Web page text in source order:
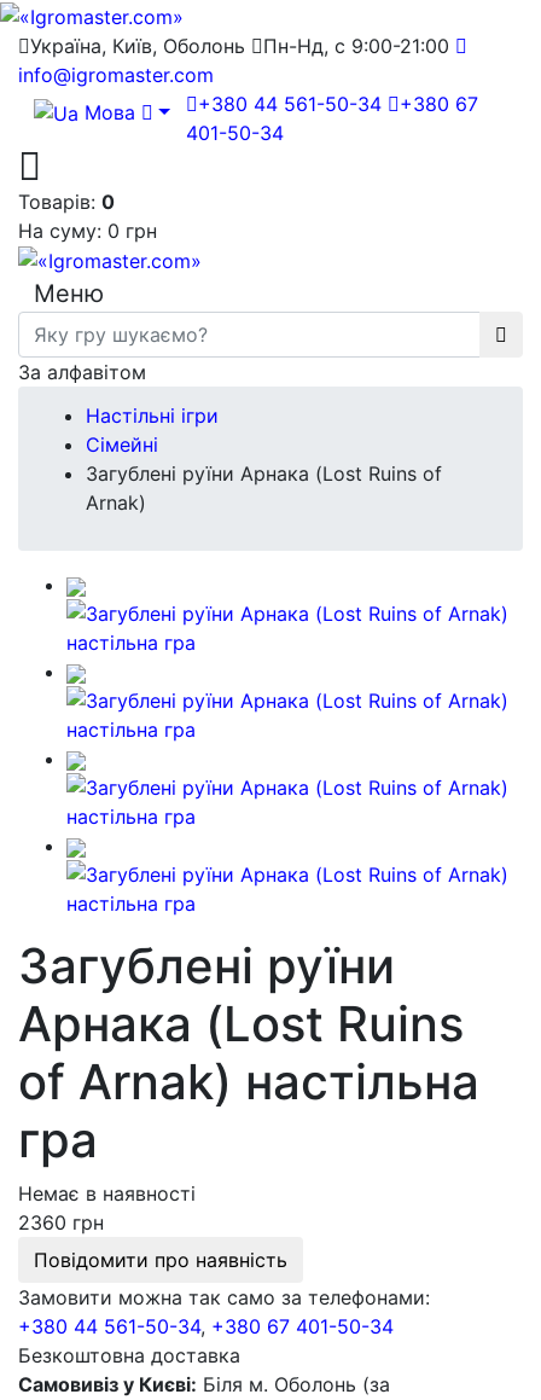
Україна, Київ, Оболонь
Пн-Нд, с 9:00-21:00
info@igromaster.com
Мова
+380 44 561-50-34
+380 67
401-50-34
Товарів: 0
На суму: 0 грн
Меню
За алфавітом
Настільні ігри
Сімейні
Загублені руїни Арнака (Lost Ruins of
Arnak)
Загублені руїни
Арнака (Lost Ruins
of Arnak) настільна
гра
Немає в наявності
2360 грн
Повідомити про наявність
Замовити можна так само за телефонами:
+380 44 561-50-34, +380 67 401-50-34
Безкоштовна доставка
Самовивіз у Києві: Біля м. Оболонь (за